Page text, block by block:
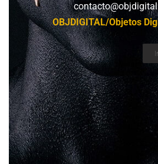
OBJDIGITAL/Objetos